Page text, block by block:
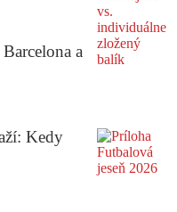
a
Kedy